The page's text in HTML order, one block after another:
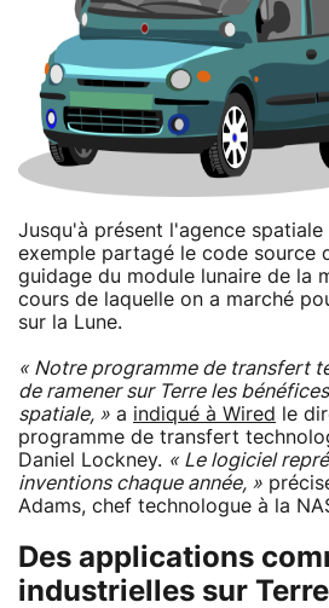
Jusqu'à présent l'agence
exemple partagé le code source
guidage du module lunaire de la
cours de laquelle on a marché
sur la Lune.
« Notre programme de transfert
de ramener sur Terre les
spatiale, » a indiqué à Wired
le
programme de transfert
Daniel Lockney. « Le logiciel
inventions chaque année, »
Adams, chef technologue à la
Des applications
industrielles sur Terre